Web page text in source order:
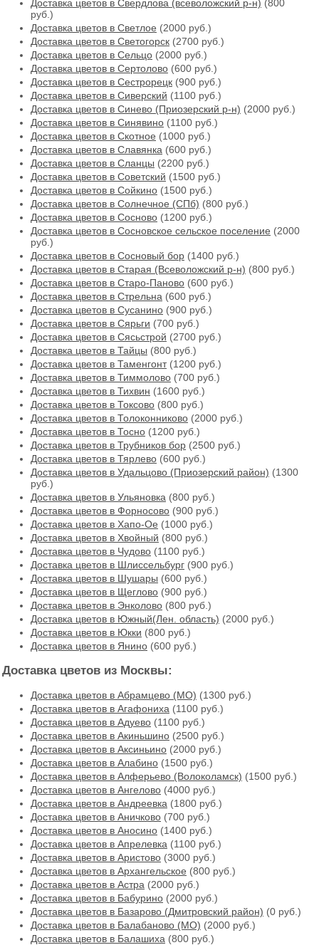
Доставка цветов в Свердлова (всеволожский р-н) (800
руб.)
Доставка цветов в Светлое (2000 руб.)
Доставка цветов в Светогорск (2700 руб.)
Доставка цветов в Сельцо (2000 руб.)
Доставка цветов в Сертолово (600 руб.)
Доставка цветов в Сестрорецк (900 руб.)
Доставка цветов в Сиверский (1100 руб.)
Доставка цветов в Синево (Приозерский р-н) (2000 руб.)
Доставка цветов в Синявино (1100 руб.)
Доставка цветов в Скотное (1000 руб.)
Доставка цветов в Славянка (600 руб.)
Доставка цветов в Сланцы (2200 руб.)
Доставка цветов в Советский (1500 руб.)
Доставка цветов в Сойкино (1500 руб.)
Доставка цветов в Солнечное (СПб) (800 руб.)
Доставка цветов в Сосново (1200 руб.)
Доставка цветов в Сосновское сельское поселение (2000
руб.)
Доставка цветов в Сосновый бор (1400 руб.)
Доставка цветов в Старая (Всеволожский р-н) (800 руб.)
Доставка цветов в Старо-Паново (600 руб.)
Доставка цветов в Стрельна (600 руб.)
Доставка цветов в Сусанино (900 руб.)
Доставка цветов в Сярьги (700 руб.)
Доставка цветов в Сясьстрой (2700 руб.)
Доставка цветов в Тайцы (800 руб.)
Доставка цветов в Таменгонт(1200 руб.)
Доставка цветов в Тиммолово (700 руб.)
Доставка цветов в Тихвин (1600 руб.)
Доставка цветов в Токсово (800 руб.)
Доставка цветов в Толоконниково (2000 руб.)
Доставка цветов в Тосно (1200 руб.)
Доставка цветов в Трубников бор (2500 руб.)
Доставка цветов в Тярлево (600 руб.)
Доставка цветов в Удальцово (Приозерский район) (1300
руб.)
Доставка цветов в Ульяновка (800 руб.)
Доставка цветов в Форносово (900 руб.)
Доставка цветов в Хапо-Ое (1000 руб.)
Доставка цветов в Хвойный (800 руб.)
Доставка цветов в Чудово (1100 руб.)
Доставка цветов в Шлиссельбург (900 руб.)
Доставка цветов в Шушары (600 руб.)
Доставка цветов в Щеглово (900 руб.)
Доставка цветов в Энколово (800 руб.)
Доставка цветов в Южный(Лен. область) (2000 руб.)
Доставка цветов в Юкки (800 руб.)
Доставка цветов в Янино (600 руб.)
Доставка цветов из Москвы:
Доставка цветов в Абрамцево (МО) (1300 руб.)
Доставка цветов в Агафониха (1100 руб.)
Доставка цветов в Адуево (1100 руб.)
Доставка цветов в Акиньшино (2500 руб.)
Доставка цветов в Аксиньино (2000 руб.)
Доставка цветов в Алабино (1500 руб.)
Доставка цветов в Алферьево (Волоколамск) (1500 руб.)
Доставка цветов в Ангелово (4000 руб.)
Доставка цветов в Андреевка (1800 руб.)
Доставка цветов в Аничково (700 руб.)
Доставка цветов в Аносино (1400 руб.)
Доставка цветов в Апрелевка (1100 руб.)
Доставка цветов в Аристово (3000 руб.)
Доставка цветов в Архангельское (800 руб.)
Доставка цветов в Астра (2000 руб.)
Доставка цветов в Бабурино (2000 руб.)
Доставка цветов в Базарово (Дмитровский район) (0 руб.)
Доставка цветов в Балабаново (МО) (2000 руб.)
Доставка цветов в Балашиха (800 руб.)